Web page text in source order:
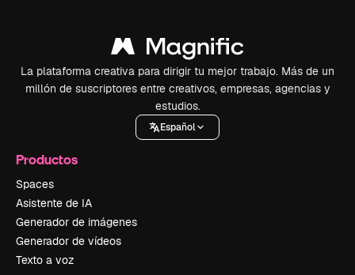
La plataforma creativa para dirigir tu mejor trabajo. Más de un
millón de suscriptores entre creativos, empresas, agencias y
estudios.
Español
Productos
Spaces
Asistente de IA
Generador de imágenes
Generador de vídeos
Texto a voz